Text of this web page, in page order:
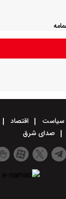
سیاست اقتصاد
صدای شرق